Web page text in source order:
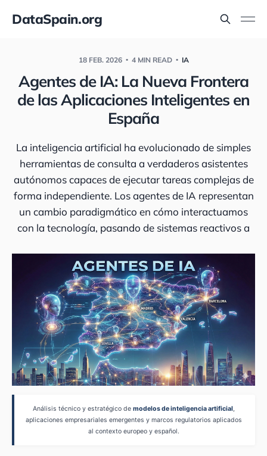
DataSpain.org
18 FEB. 2026 4 MIN READ IA
Agentes de IA: La Nueva Frontera
de las Aplicaciones Inteligentes en
España
La inteligencia artificial ha evolucionado de simples
herramientas de consulta a verdaderos asistentes
autónomos capaces de ejecutar tareas complejas de
forma independiente. Los agentes de IA representan
un cambio paradigmático en cómo interactuamos
con la tecnología, pasando de sistemas reactivos a
Análisis técnico y estratégico demodelos de inteligencia artificial,
aplicaciones empresariales emergentes y marcos regulatorios aplicados
al contexto europeo y español.